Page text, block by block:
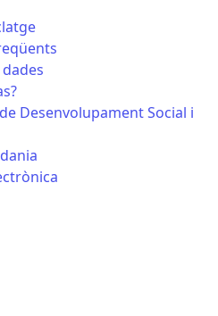
Desenvolupament Social i